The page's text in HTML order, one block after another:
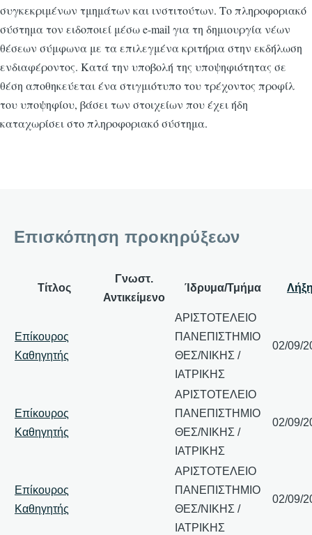
συγκεκριμένων τμημάτων και ινστιτούτων. Το πληροφοριακό
σύστημα τον ειδοποιεί μέσω e-mail για τη δημιουργία νέων
θέσεων σύμφωνα με τα επιλεγμένα κριτήρια στην εκδήλωση
ενδιαφέροντος. Κατά την υποβολή της υποψηφιότητας σε
θέση αποθηκεύεται ένα στιγμιότυπο του τρέχοντος προφίλ
του υποψηφίου, βάσει των στοιχείων που έχει ήδη
καταχωρίσει στο πληροφοριακό σύστημα.
Επισκόπηση προκηρύξεων
Τίτλος
Γνωστ.
Αντικείμενο
Ίδρυμα/Τμήμα
Επίκουρος
Καθηγητής
ΑΡΙΣΤΟΤΕΛΕΙΟ
ΠΑΝΕΠΙΣΤΗΜΙΟ
ΘΕΣ/ΝΙΚΗΣ /
ΙΑΤΡΙΚΗΣ
02/09/
Επίκουρος
Καθηγητής
ΑΡΙΣΤΟΤΕΛΕΙΟ
ΠΑΝΕΠΙΣΤΗΜΙΟ
ΘΕΣ/ΝΙΚΗΣ /
ΙΑΤΡΙΚΗΣ
02/09/
Επίκουρος
Καθηγητής
ΑΡΙΣΤΟΤΕΛΕΙΟ
ΠΑΝΕΠΙΣΤΗΜΙΟ
ΘΕΣ/ΝΙΚΗΣ /
ΙΑΤΡΙΚΗΣ
02/09/